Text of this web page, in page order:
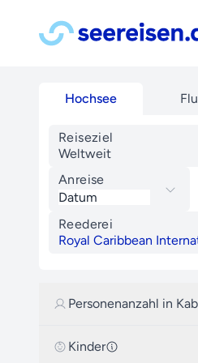
Hochsee
Reiseziel
Weltweit
Anreise
Reederei
Royal Caribbean
Personenanzahl in
Kinder